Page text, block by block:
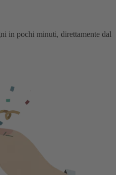
in pochi minuti, direttamente dal